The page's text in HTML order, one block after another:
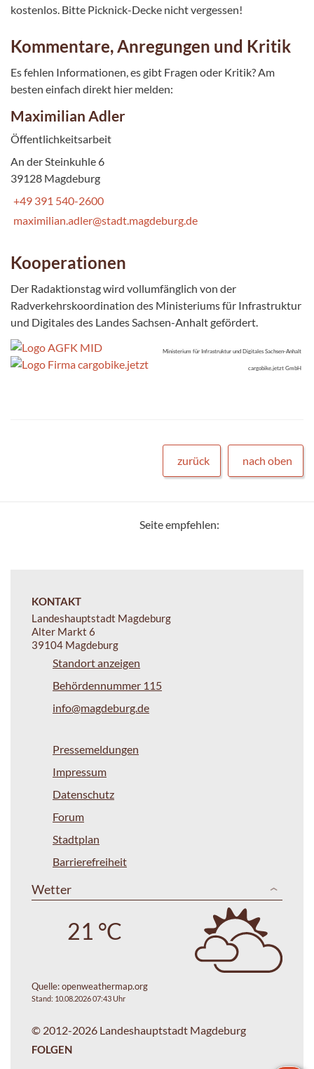
kostenlos. Bitte Picknick-Decke nicht vergessen!
Kommentare, Anregungen und Kritik
Es fehlen Informationen, es gibt Fragen oder Kritik? Am
besten einfach direkt hier melden:
Maximilian Adler
Öffentlichkeitsarbeit
An der Steinkuhle 6
39128 Magdeburg
+49 391 540-2600
maximilian.adler@stadt.magdeburg.de
Kooperationen
Der Radaktionstag wird vollumfänglich von der
Radverkehrskoordination des Ministeriums für Infrastruktur
und Digitales des Landes Sachsen-Anhalt gefördert.
Ministerium für Infrastruktur und Digitales Sachsen-Anhalt
cargobike.jetzt GmbH
zurück nach oben
Seite empfehlen:
KONTAKT
Landeshauptstadt Magdeburg
Alter Markt 6
39104 Magdeburg
Standort anzeigen
Behördennummer 115
info@magdeburg.de
Pressemeldungen
Impressum
Datenschutz
Forum
Stadtplan
Barrierefreiheit
Wetter
21 °C
Quelle:openweathermap.org
Stand: 10.08.2026 07:43 Uhr
© 2012-2026 Landeshauptstadt Magdeburg
FOLGEN